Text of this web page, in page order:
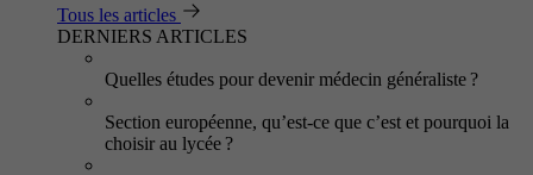
Tous les articles
DERNIERS ARTICLES
Quelles études pour devenir médecin généraliste ?
Section européenne, qu’est-ce que c’est et pourquoi la
choisir au lycée ?